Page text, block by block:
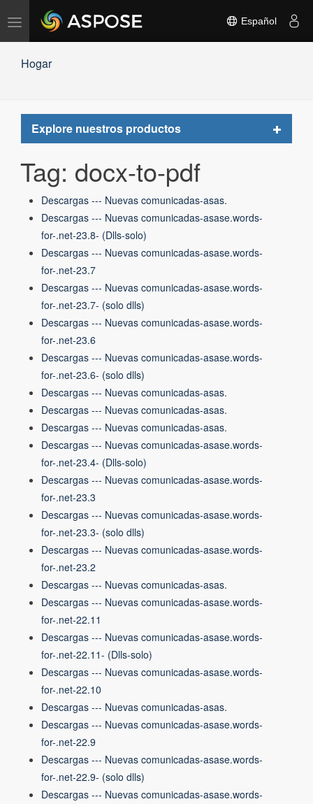
Alternar
navegación
Español
Hogar
Explore nuestros productos
Toggle
Tag: docx-to-pdf
Descargas --- Nuevas comunicadas-asas.
Descargas --- Nuevas comunicadas-asase.words-
for-.net-23.8- (Dlls-solo)
Descargas --- Nuevas comunicadas-asase.words-
for-.net-23.7
Descargas --- Nuevas comunicadas-asase.words-
for-.net-23.7- (solo dlls)
Descargas --- Nuevas comunicadas-asase.words-
for-.net-23.6
Descargas --- Nuevas comunicadas-asase.words-
for-.net-23.6- (solo dlls)
Descargas --- Nuevas comunicadas-asas.
Descargas --- Nuevas comunicadas-asas.
Descargas --- Nuevas comunicadas-asas.
Descargas --- Nuevas comunicadas-asase.words-
for-.net-23.4- (Dlls-solo)
Descargas --- Nuevas comunicadas-asase.words-
for-.net-23.3
Descargas --- Nuevas comunicadas-asase.words-
for-.net-23.3- (solo dlls)
Descargas --- Nuevas comunicadas-asase.words-
for-.net-23.2
Descargas --- Nuevas comunicadas-asas.
Descargas --- Nuevas comunicadas-asase.words-
for-.net-22.11
Descargas --- Nuevas comunicadas-asase.words-
for-.net-22.11- (Dlls-solo)
Descargas --- Nuevas comunicadas-asase.words-
for-.net-22.10
Descargas --- Nuevas comunicadas-asas.
Descargas --- Nuevas comunicadas-asase.words-
for-.net-22.9
Descargas --- Nuevas comunicadas-asase.words-
for-.net-22.9- (solo dlls)
Descargas --- Nuevas comunicadas-asase.words-